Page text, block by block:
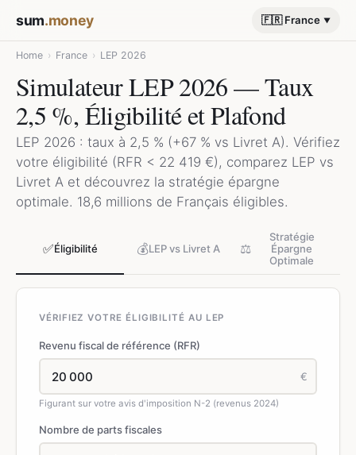
sum.money 🇫🇷 France
Home › France › LEP 2026
Simulateur LEP 2026 — Taux
2,5 %, Éligibilité et Plafond
LEP 2026 : taux à 2,5 % (+67 % vs Livret A). Vérifiez
votre éligibilité (RFR < 22 419 €), comparez LEP vs
Livret A et découvrez la stratégie épargne
optimale. 18,6 millions de Français éligibles.
✅Éligibilité 💰LEP vs Livret A ⚖️
Stratégie
Épargne
Optimale
VÉRIFIEZ VOTRE ÉLIGIBILITÉ AU LEP
Revenu fiscal de référence (RFR)
€
Figurant sur votre avis d'imposition N-2 (revenus 2024)
Nombre de parts fiscales